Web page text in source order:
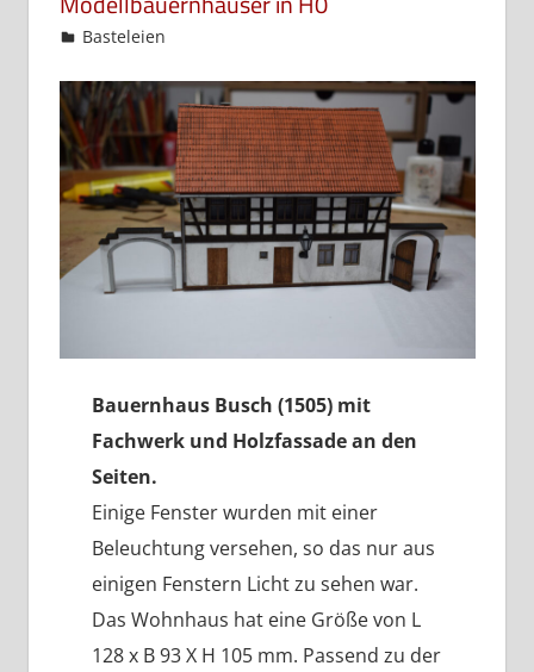
admin
Basteleien
Bauernhaus Busch (1505) mit
Fachwerk und Holzfassade an den
Seiten.
Einige Fenster wurden mit einer
Beleuchtung versehen, so das nur aus
einigen Fenstern Licht zu sehen war.
Das Wohnhaus hat eine Größe von L
128 x B 93 X H 105 mm. Passend zu der